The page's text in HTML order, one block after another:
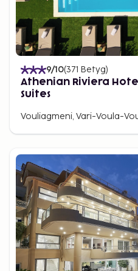
9/10(371 Betyg)
Athenian Riviera
Suites
Vouliagmeni, Vari-Voula-